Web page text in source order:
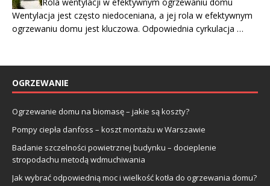
Wentylacja jest często niedoceniana, a jej rola w efektywnym
ogrzewaniu domu jest kluczowa. Odpowiednia cyrkulacja …
OGRZEWANIE
Ogrzewanie domu na biomasę – jakie są koszty?
Pompy ciepła danfoss – koszt montażu w Warszawie
Badanie szczelności powietrznej budynku – docieplenie
stropodachu metodą wdmuchiwania
Jak wybrać odpowiednią moc i wielkość kotła do ogrzewania domu?